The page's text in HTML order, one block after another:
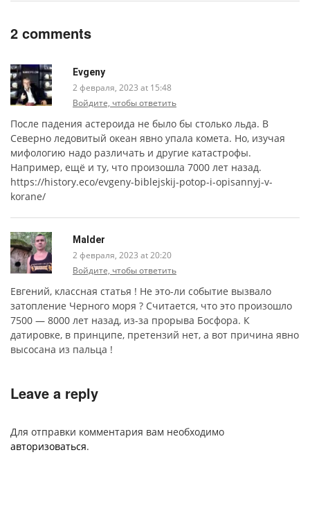
2 comments
Evgeny
2 февраля, 2023 at 15:48
Войдите, чтобы ответить
После падения астероида не было бы столько льда. В
Северно ледовитый океан явно упала комета. Но, изучая
мифологию надо различать и другие катастрофы.
Например, ещё и ту, что произошла 7000 лет назад.
https://history.eco/evgeny-biblejskij-potop-i-opisannyj-v-
korane/
Malder
2 февраля, 2023 at 20:20
Войдите, чтобы ответить
Евгений, классная статья ! Не это-ли событие вызвало
затопление Черного моря ? Считается, что это произошло
7500 — 8000 лет назад, из-за прорыва Босфора. К
датировке, в принципе, претензий нет, а вот причина явно
высосана из пальца !
Leave a reply
Для отправки комментария вам необходимо
авторизоваться.